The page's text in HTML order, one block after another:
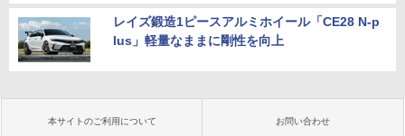
レイズ鍛造1ピースアルミホイール「CE28 N-p
lus」軽量なままに剛性を向上
本サイトのご利用について お問い合わせ